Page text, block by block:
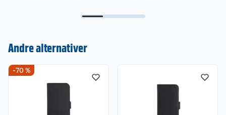
Andre alternativer
-70 %
Kontakt oss
Angre- og returrett